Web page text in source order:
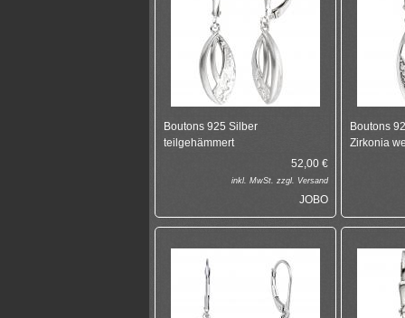
Boutons 925 Silber
teilgehämmert
52,00 €
inkl. MwSt. zzgl. Versand
JOBO
Boutons
Zirkonia